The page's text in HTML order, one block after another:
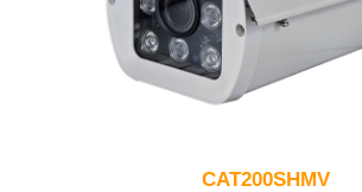
CAT200SHMV